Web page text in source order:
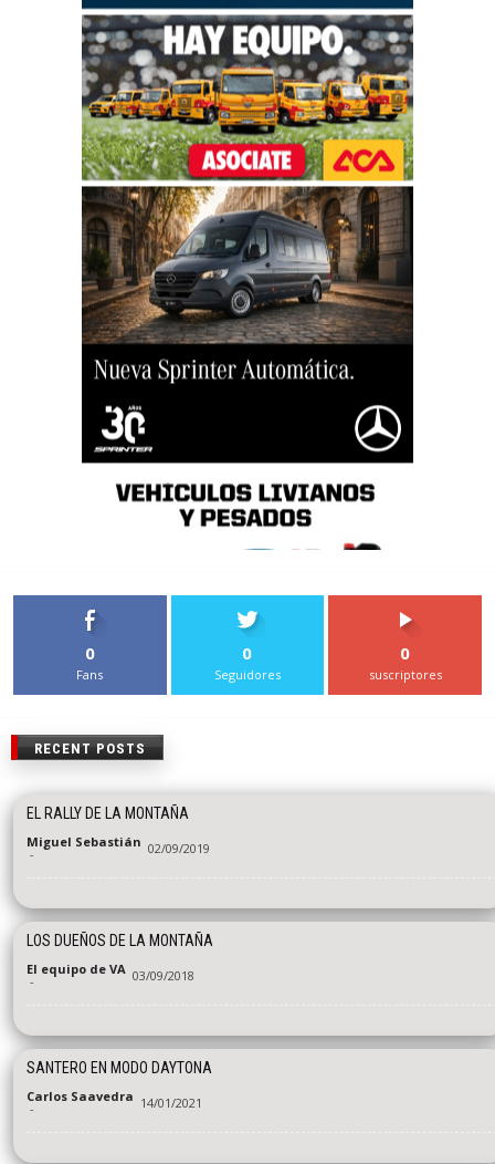
0
Fans
0
Seguidores
0
suscriptores
RECENT POSTS
EL RALLY DE LA MONTAÑA
Miguel Sebastián
- 02/09/2019
LOS DUEÑOS DE LA MONTAÑA
El equipo de VA
- 03/09/2018
SANTERO EN MODO DAYTONA
Carlos Saavedra
- 14/01/2021